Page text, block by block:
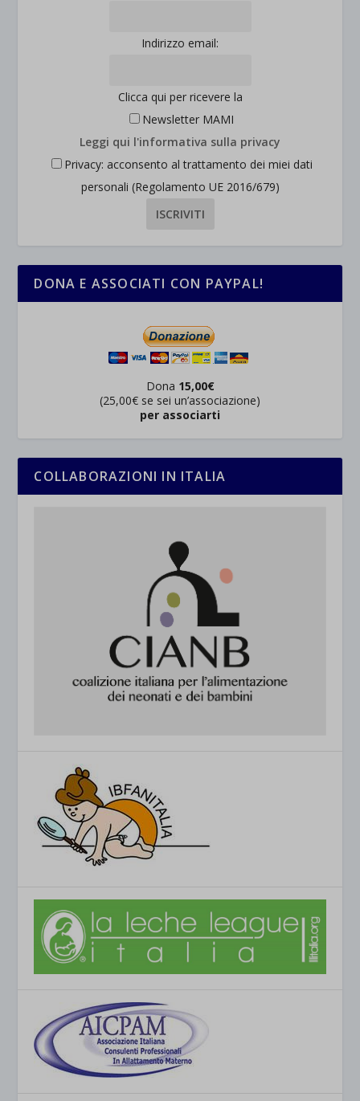
Indirizzo email:
Clicca qui per ricevere la
Newsletter MAMI
Leggi qui l'informativa sulla privacy
Privacy: acconsento al trattamento dei miei dati
personali (Regolamento UE 2016/679)
DONA E ASSOCIATI CON PAYPAL!
Dona 15,00€
(25,00€ se sei un’associazione)
per associarti
COLLABORAZIONI IN ITALIA